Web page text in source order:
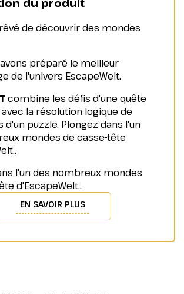
de découvrir des mondes
préparé le meilleur
de l'univers EscapeWelt.
combine les défis d'une quête
la résolution logique de
puzzle. Plongez dans l'un
mondes de casse-tête
l'un des nombreux mondes
d'EscapeWelt..
EN SAVOIR PLUS